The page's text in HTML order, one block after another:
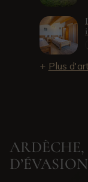
Plus
D’ÉVASION